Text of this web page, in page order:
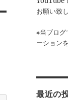
お願い致
※当ブログ
ーション
最近の